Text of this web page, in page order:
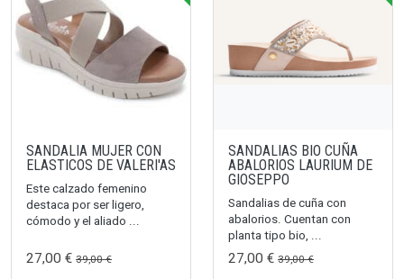
SANDALIA MUJER CON
ELASTICOS DE VALERI'AS
Este calzado femenino
destaca por ser ligero,
cómodo y el aliado ...
27,00 € 39,00 €
SANDALIAS BIO CUÑA
ABALORIOS LAURIUM DE
GIOSEPPO
Sandalias de cuña con
abalorios. Cuentan con
planta tipo bio, ...
27,00 € 39,00 €